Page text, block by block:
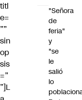
titl
e=
””
sin
op
sis
=”
”]L
"Señora
de
feria"
y
"se
le
salió
lo